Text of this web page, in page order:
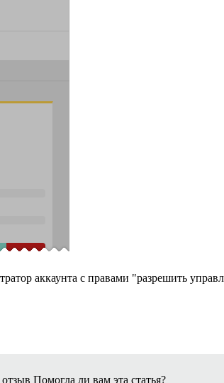
аккаунта с правами "разрешить
Помогла ли вам эта статья?